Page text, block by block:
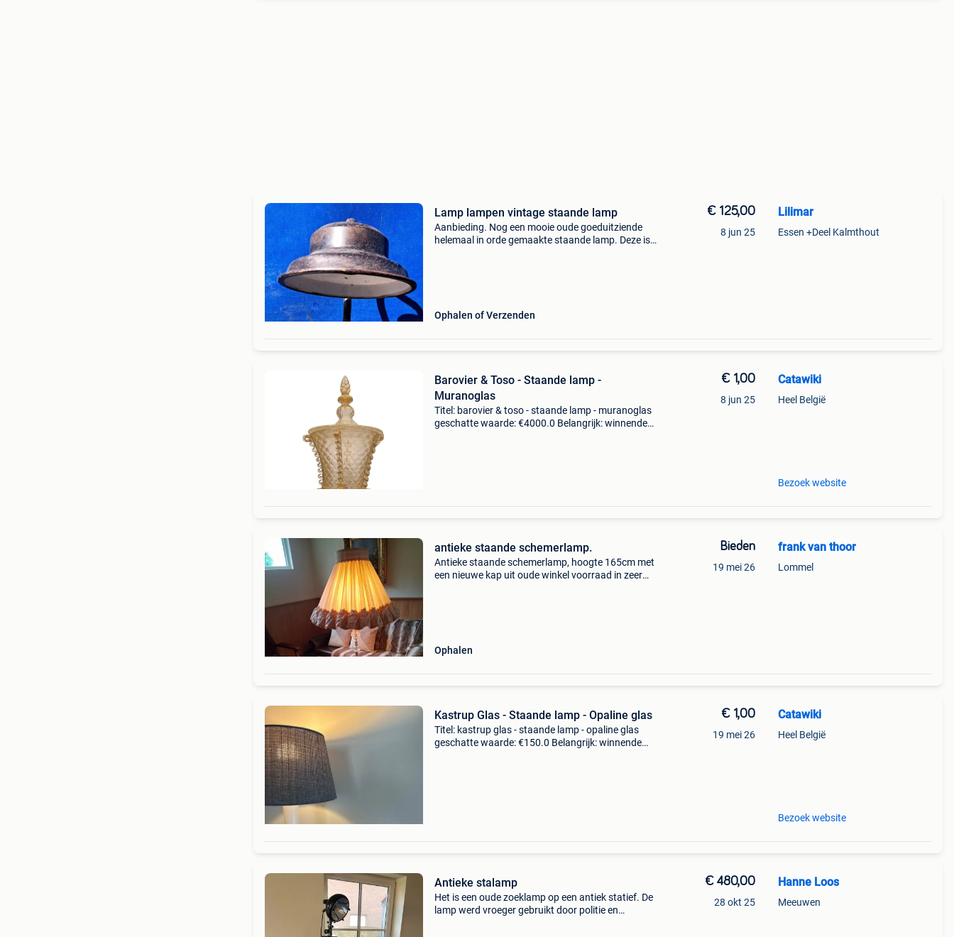
Lamp lampen vintage staande lamp
Aanbieding. Nog een mooie oude goeduitziende
helemaal in orde gemaakte staande lamp. Deze is
Ophalen of Verzenden
€ 125,00
8 jun 25
Lilimar
Essen +Deel Kalmthout
Barovier & Toso - Staande lamp -
Muranoglas
Titel: barovier & toso - staande lamp - muranoglas
geschatte waarde: €4000.0 Belangrijk: winnende
€ 1,00
8 jun 25
Catawiki
Heel België
Bezoek website
antieke staande schemerlamp.
Antieke staande schemerlamp, hoogte 165cm met
een nieuwe kap uit oude winkel voorraad in zeer
Ophalen
Bieden
19 mei 26
frank van thoor
Lommel
Kastrup Glas - Staande lamp - Opaline glas
Titel: kastrup glas - staande lamp - opaline glas
geschatte waarde: €150.0 Belangrijk: winnende
€ 1,00
19 mei 26
Catawiki
Heel België
Bezoek website
Antieke stalamp
Het is een oude zoeklamp op een antiek statief. De
lamp werd vroeger gebruikt door politie en
€ 480,00
28 okt 25
Hanne Loos
Meeuwen